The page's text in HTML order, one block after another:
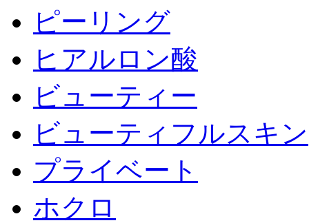
ピーリング
ヒアルロン酸
ビューティー
ビューティフルスキン
プライベート
ホクロ